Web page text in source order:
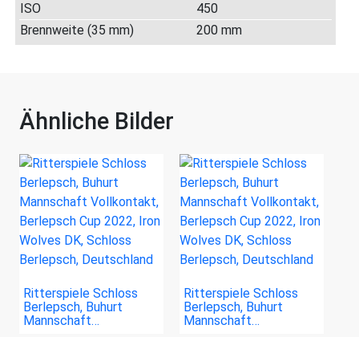
ISO
450
Brennweite (35 mm)
200 mm
Ähnliche Bilder
Ritterspiele Schloss
Berlepsch, Buhurt
Mannschaft…
Ritterspiele Schloss
Berlepsch, Buhurt
Mannschaft…